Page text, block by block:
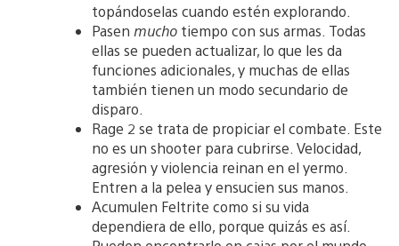
topándoselas cuando estén explorando.
Pasen mucho tiempo con sus armas. Todas
ellas se pueden actualizar, lo que les da
funciones adicionales, y muchas de ellas
también tienen un modo secundario de
disparo.
Rage 2 se trata de propiciar el combate. Este
no es un shooter para cubrirse. Velocidad,
agresión y violencia reinan en el yermo.
Entren a la pelea y ensucien sus manos.
Acumulen Feltrite como si su vida
dependiera de ello, porque quizás es así.